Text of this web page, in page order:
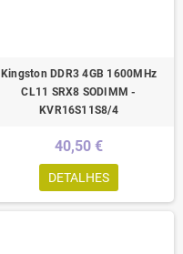
Kingston DDR3 4GB 1600MHz
CL11 SRX8 SODIMM -
KVR16S11S8/4
40,50 €
DETALHES